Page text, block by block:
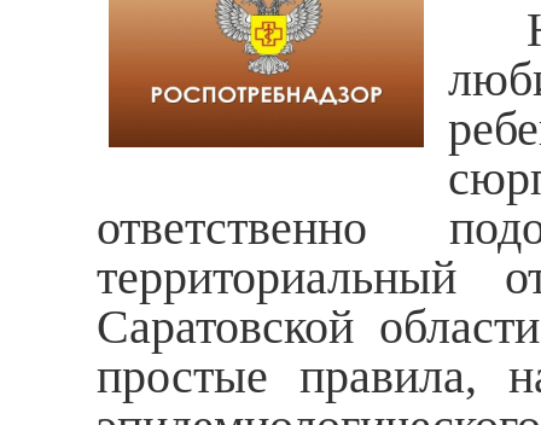
ответственно
территориальный
Саратовской
простые правила,